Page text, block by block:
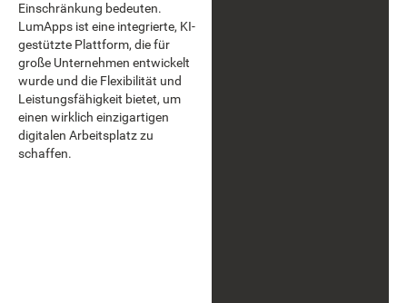
Einschränkung bedeuten.
LumApps ist eine integrierte, KI-
gestützte Plattform, die für
große Unternehmen entwickelt
wurde und die Flexibilität und
Leistungsfähigkeit bietet, um
einen wirklich einzigartigen
digitalen Arbeitsplatz zu
schaffen.